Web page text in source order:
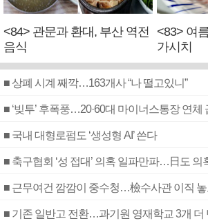
<84> 관문과 환대, 부산 역전
음식
<83> 여
가시치
■ 상폐 시계 째깍…163개사 “나 떨고있니”
■ ‘빚투’ 후폭풍…20·60대 마이너스통장 연체
■ 국내 대형로펌도 ‘생성형 AI’ 쓴다
■ 근무여건 깜깜이 중수청…檢수사관 이직
■ 기존 일반고 전환…과기원 영재학교 3개 더